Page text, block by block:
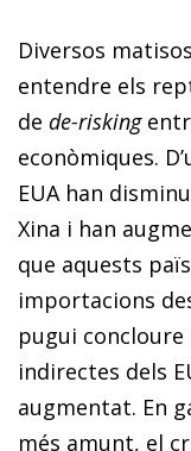
Diversos
entendre els
de de-risking
econòmiques.
EUA han
Xina i han
que aquests
importacions
pugui concloure
indirectes dels
augmentat. En
més amunt, el